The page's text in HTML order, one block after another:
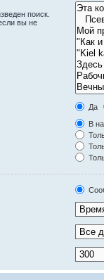
поиск.
вы не
Да
В